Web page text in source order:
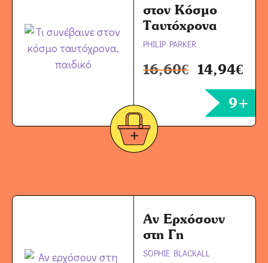
στον Κόσμο
Ταυτόχρονα
PHILIP PARKER
16,60€ 14,94€
9+
Αν Ερχόσουν
στη Γη
SOPHIE BLACKALL